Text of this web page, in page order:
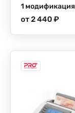
1 модификация
от 2 440 ₽